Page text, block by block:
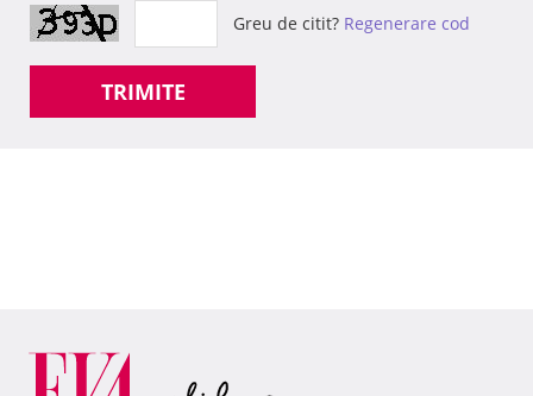
Greu de citit? Regenerare cod
TRIMITE